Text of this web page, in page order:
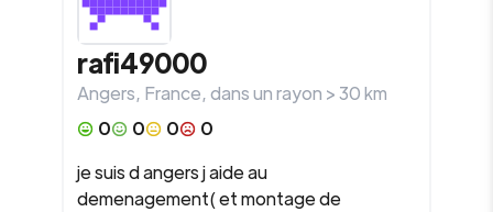
rafi49000
Angers, France, dans un rayon >30km
0
0 0
0
je suis d angers j aide au
demenagement( et montage de